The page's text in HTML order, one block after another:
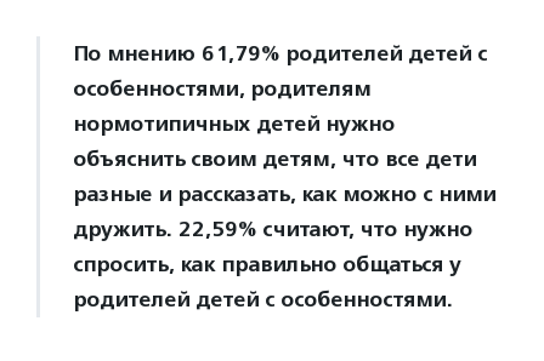
По мнению 61,79% родителей детей с
особенностями, родителям
нормотипичных детей нужно
объяснить своим детям, что все дети
разные и рассказать, как можно с ними
дружить. 22,59% считают, что нужно
спросить, как правильно общаться у
родителей детей с особенностями.